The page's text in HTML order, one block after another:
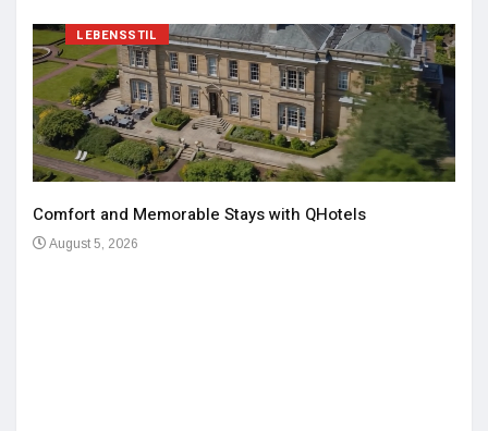
LEBENSSTIL
Comfort and Memorable Stays with QHotels
August 5, 2026